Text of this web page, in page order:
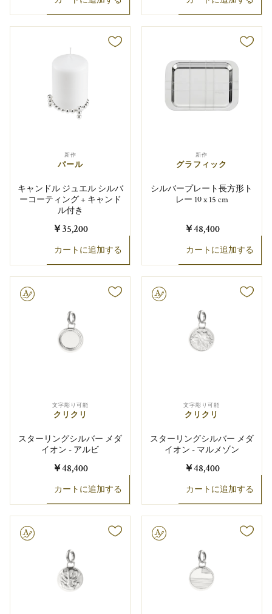
新作
パール
キャンドル ジュエル シルバ
ーコーティング + キャンド
ル付き
￥35,200
カートに追加する
新作
グラフィック
シルバープレート長方形ト
レー 10 x 15 cm
￥48,400
カートに追加する
文字彫り可能
クリクリ
スターリングシルバー メダ
イオン - アルビ
￥48,400
カートに追加する
文字彫り可能
文字彫り可能
クリクリ
スターリングシルバー メダ
イオン - マルメゾン
￥48,400
カートに追加する
文字彫り可能